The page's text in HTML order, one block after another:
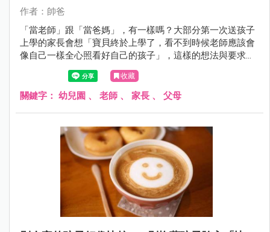
作者：帥爸
「當老師」跟「當爸媽」，有一樣嗎？大部分第一次送孩子
上學的家長會想「寶貝終於上學了，看不到時候老師應該會
像自己一樣全心照看好自己的孩子」，這樣的想法與要求，
過分嗎？！想想看，若全班有20個孩子，後面可能有超過20
～40位以上的爸爸、媽媽、阿公、阿嬤... 家長群，老師，該
怎麼辦呢？
收藏
關鍵字： 幼兒園 、 老師 、 家長 、 父母